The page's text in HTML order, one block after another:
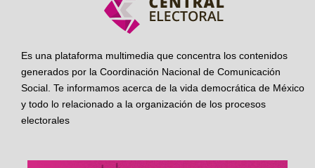
Es una plataforma multimedia que concentra los contenidos
generados por la Coordinación Nacional de Comunicación
Social. Te informamos acerca de la vida democrática de México
y todo lo relacionado a la organización de los procesos
electorales